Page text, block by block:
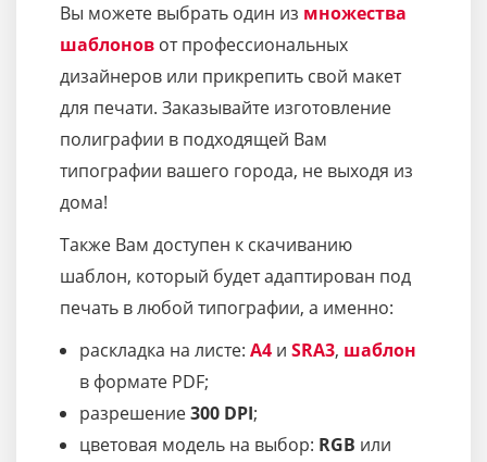
Вы можете выбрать один из множества
шаблонов от профессиональных
дизайнеров или прикрепить свой макет
для печати. Заказывайте изготовление
полиграфии в подходящей Вам
типографии вашего города, не выходя из
дома!
Также Вам доступен к скачиванию
шаблон, который будет адаптирован под
печать в любой типографии, а именно:
раскладка на листе: A4 и SRA3, шаблон
в формате PDF;
разрешение300 DPI;
цветовая модель на выбор: RGB или